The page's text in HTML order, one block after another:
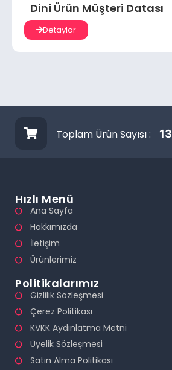
Dini Ürün Müşteri Datası
Detaylar
Toplam Ürün Sayısı : 13
Hızlı Menü
Ana Sayfa
Hakkımızda
İletişim
Ürünlerimiz
Politikalarımız
Gizlilik Sözleşmesi
Çerez Politikası
KVKK Aydınlatma Metni
Üyelik Sözleşmesi
Satın Alma Politikası